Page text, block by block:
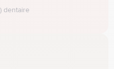
dentaire